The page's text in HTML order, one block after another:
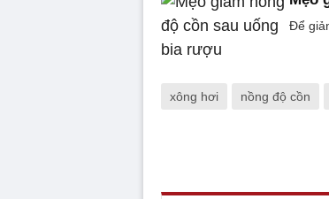
Để
xông hơi nồng độ cồn